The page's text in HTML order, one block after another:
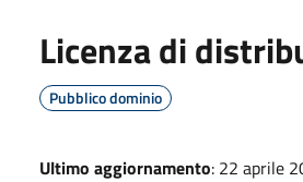
Licenza di
Pubblico dominio
Ultimo aggiornamento: 22 aprile